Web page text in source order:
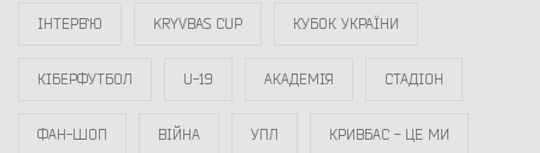
ІНТЕРВ`Ю KRYVBAS CUP КУБОК УКРАЇНИ
КІБЕРФУТБОЛ U-19 АКАДЕМІЯ СТАДІОН
ФАН-ШОП ВІЙНА УПЛ КРИВБАС - ЦЕ МИ